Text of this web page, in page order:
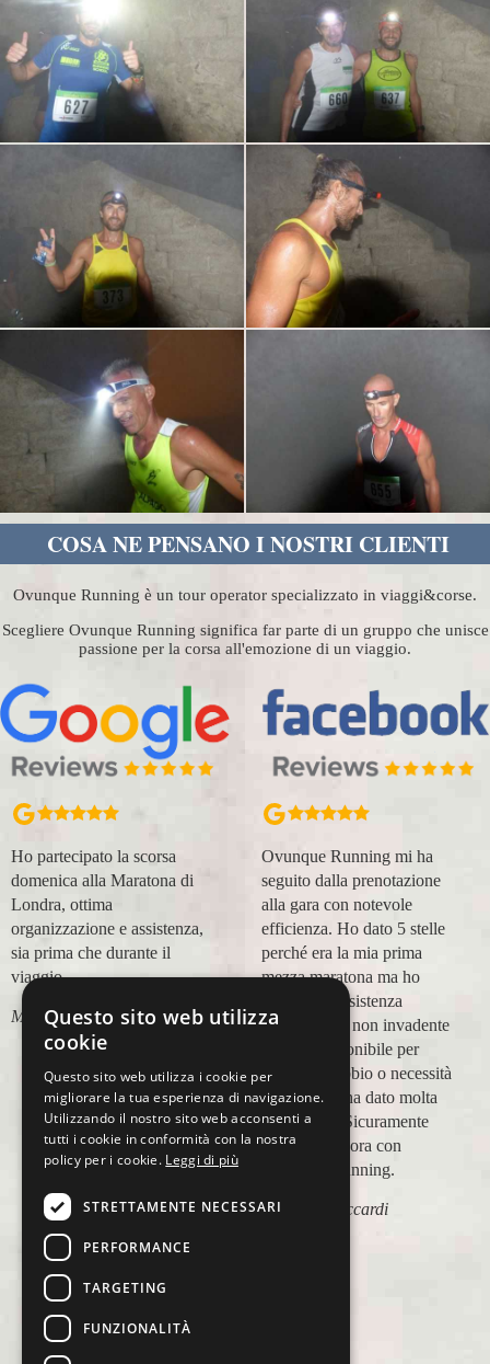
COSA NE PENSANO I NOSTRI CLIENTI
Ovunque Running è un tour operator specializzato in viaggi&corse.
Scegliere Ovunque Running significa far parte di un gruppo che unisce
passione per la corsa all'emozione di un viaggio.
Ho partecipato la scorsa
domenica alla Maratona di
Londra, ottima
organizzazione e assistenza,
sia prima che durante il
viaggio.
Marco Canigi
Ovunque Running mi ha
seguito dalla prenotazione
alla gara con notevole
efficienza. Ho dato 5 stelle
perché era la mia prima
mezza maratona ma ho
trovato un'assistenza
impeccabile, non invadente
e molto disponibile per
qualsiasi dubbio o necessità
e questo mi ha dato molta
tranquillità. Sicuramente
viaggerò ancora con
Ovunque Running.
Elisabetta Accardi
Questo sito web utilizza
cookie
Questo sito web utilizza i cookie per
migliorare la tua esperienza di navigazione.
Utilizzando il nostro sito web acconsenti a
tutti i cookie in conformità con la nostra
policy per i cookie. Leggi di più
STRETTAMENTE NECESSARI
PERFORMANCE
TARGETING
FUNZIONALITÀ